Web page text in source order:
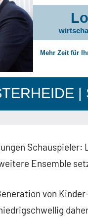
Mehr Zeit für
|
Ensemble
von